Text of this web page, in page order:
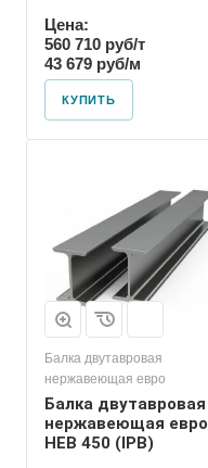
Цена:
560 710 руб/т
43 679 руб/м
КУПИТЬ
Балка двутавровая
нержавеющая евро
Балка двутавровая
нержавеющая евро
HEB 450 (IPB)